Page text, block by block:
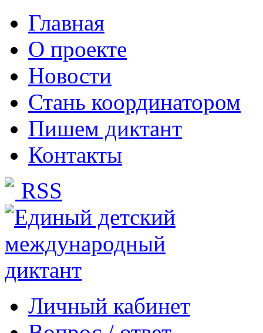
Главная
О проекте
Новости
Стань координатором
Пишем диктант
Контакты
RSS
Личный кабинет